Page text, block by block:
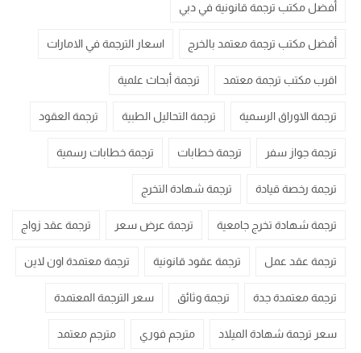
أفضل مكتب ترجمة قانونية في دبي
أفضل مكتب ترجمة معتمد بالخرج اسعار الترجمة في الامارات
اقرب مكتب ترجمة معتمد ترجمة أبحاث علمية
ترجمة الاوراق الرسمية ترجمة التحاليل الطبية ترجمة العقود
ترجمة جواز سفر ترجمة خطابات ترجمة خطابات رسمية
ترجمة رخصة قيادة ترجمة شهادة التخرج
ترجمة شهادة تخرج جامعية ترجمة عرض سعر ترجمة عقد زواج
ترجمة عقد عمل ترجمة عقود قانونية ترجمة معتمدة اون لاين
ترجمة معتمدة جدة ترجمة وثائق سعر الترجمة المعتمدة
سعر ترجمة شهادة الميلاد مترجم فوري مترجم معتمد